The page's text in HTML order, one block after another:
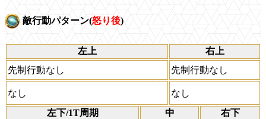
敵行動パターン(怒り後)
左上
右上
先制行動なし
先制行動なし
なし
なし
左下/1T周期
中
右下